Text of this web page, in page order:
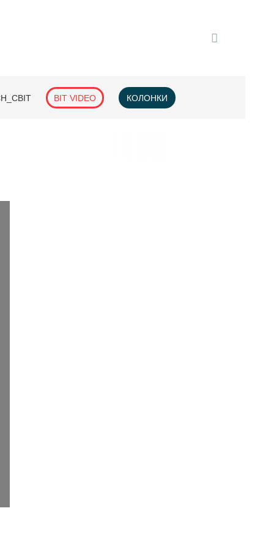
BIT VIDEO КОЛОНКИ